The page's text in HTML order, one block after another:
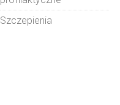
Szczepienia